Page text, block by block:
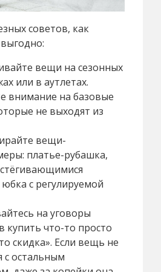
советов, как
вещи на сезонных
или в аутлетах.
внимание на базовые
не выходят из
вещи-
платье-рубашка,
с регулируемой
на уговоры
купить что-то просто
скидка». Если вещь не
с остальным